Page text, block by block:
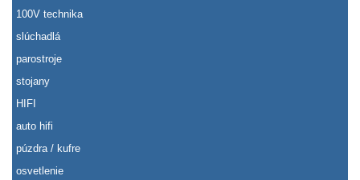
100V technika
slúchadlá
parostroje
stojany
HIFI
auto hifi
púzdra / kufre
osvetlenie